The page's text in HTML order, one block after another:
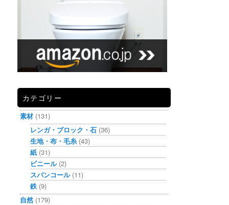
カテゴリー
素材 (131)
レンガ・ブロック・石 (36)
生地・布・毛糸(43)
紙 (31)
ビニール(2)
スパンコール(11)
鉄 (9)
自然 (179)